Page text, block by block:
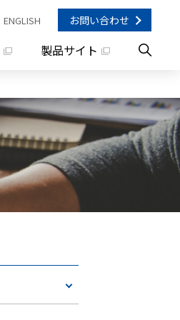
ENGLISH お問い合わせ
製品サイト